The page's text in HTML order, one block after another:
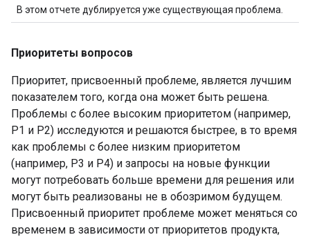
В этом отчете дублируется уже существующая проблема.
Приоритеты вопросов
Приоритет, присвоенный проблеме, является лучшим
показателем того, когда она может быть решена.
Проблемы с более высоким приоритетом (например,
P1 и P2) исследуются и решаются быстрее, в то время
как проблемы с более низким приоритетом
(например, P3 и P4) и запросы на новые функции
могут потребовать больше времени для решения или
могут быть реализованы не в обозримом будущем.
Присвоенный приоритет проблеме может меняться со
временем в зависимости от приоритетов продукта,